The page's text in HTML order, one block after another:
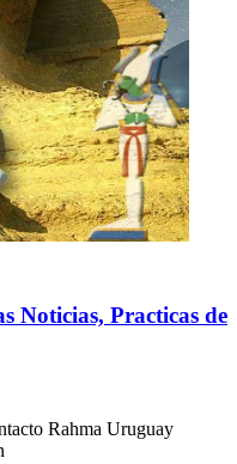
Noticias, Practicas de
Rahma Uruguay